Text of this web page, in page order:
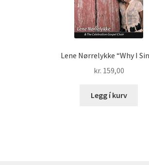
Lene Nørrelykke “Why I
kr. 159,00
Legg í kurv